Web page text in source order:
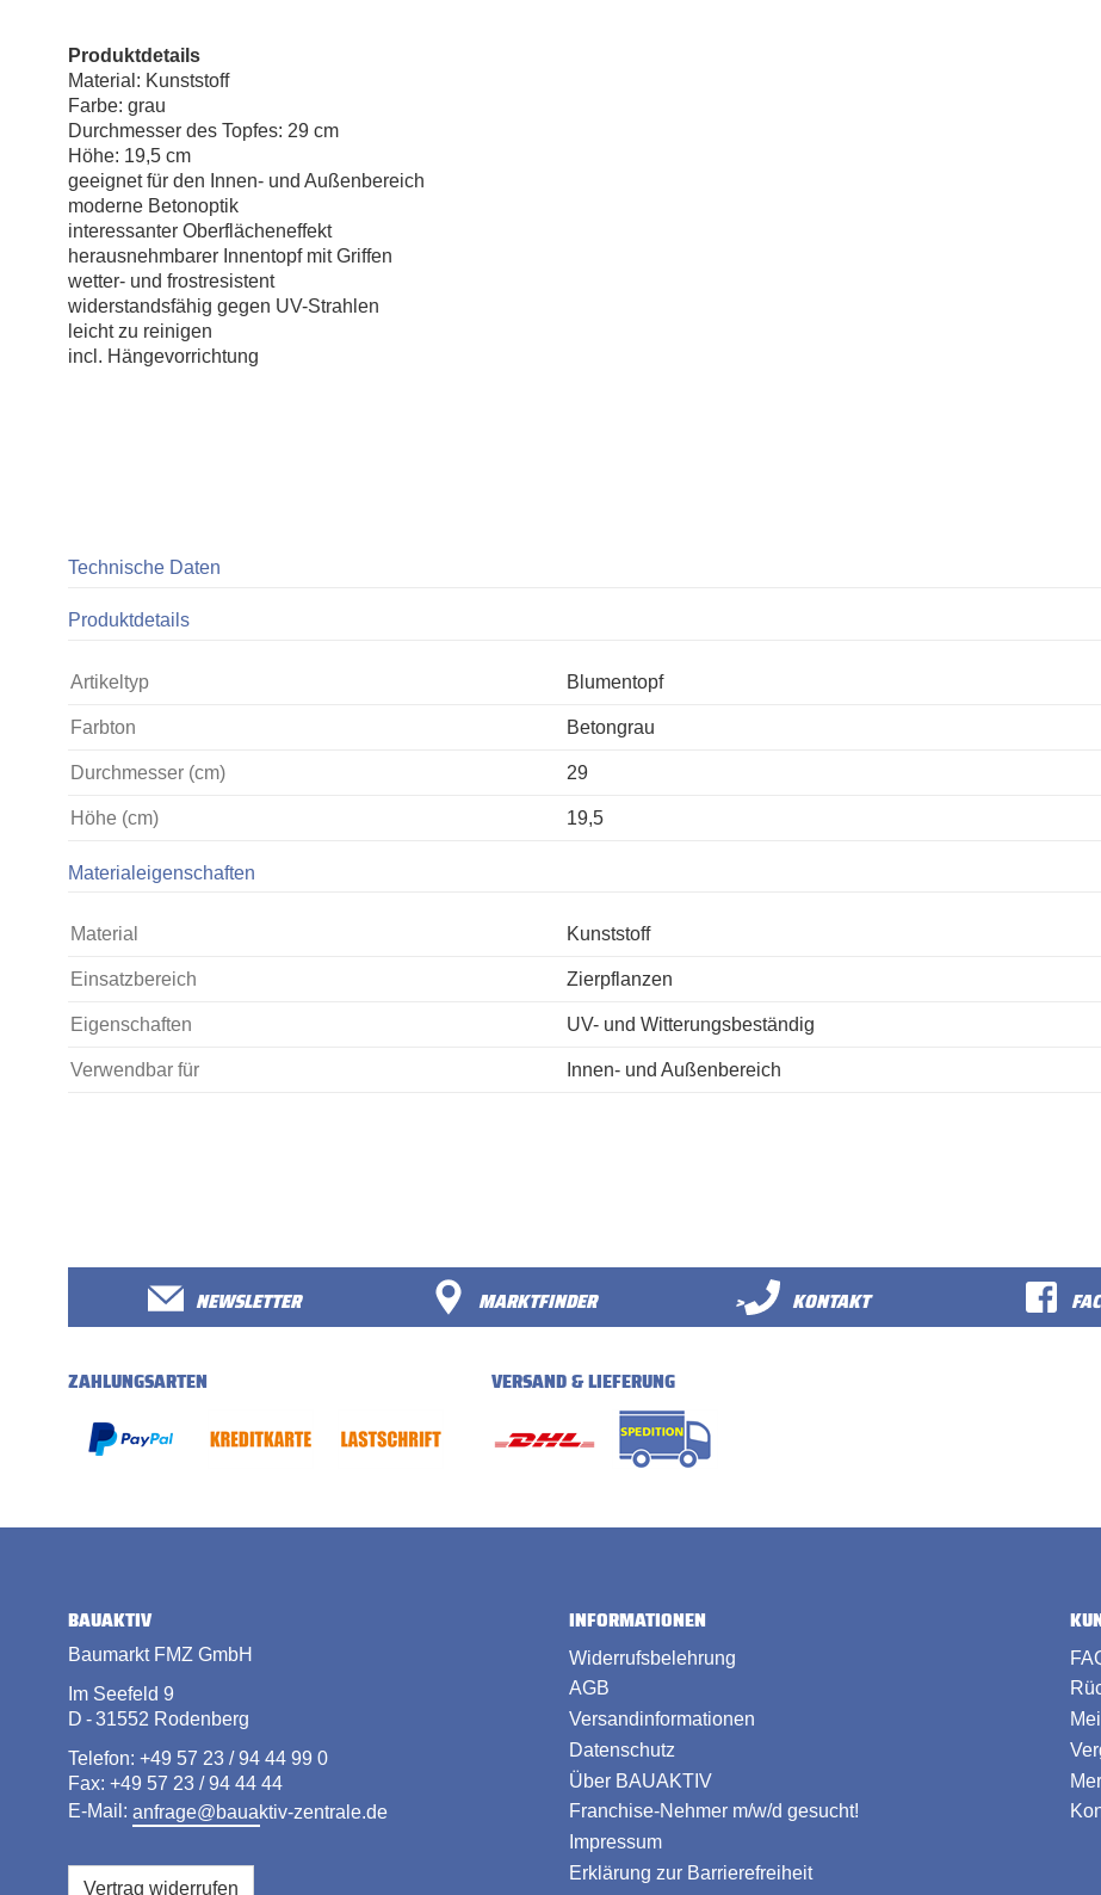
Produktdetails
Material: Kunststoff
Farbe: grau
Durchmesser des Topfes: 29 cm
Höhe: 19,5 cm
geeignet für den Innen- und Außenbereich
moderne Betonoptik
interessanter Oberflächeneffekt
herausnehmbarer Innentopf mit Griffen
wetter- und frostresistent
widerstandsfähig gegen UV-Strahlen
leicht zu reinigen
incl. Hängevorrichtung
Technische Daten
Produktdetails
Artikeltyp Blumentopf
Farbton Betongrau
Durchmesser (cm) 29
Höhe (cm) 19,5
Materialeigenschaften
Material Kunststoff
Einsatzbereich Zierpflanzen
Eigenschaften UV- und Witterungsbeständig
Verwendbar für Innen- und Außenbereich
NEWSLETTER MARKTFINDER > KONTAKT
ZAHLUNGSARTEN VERSAND & LIEFERUNG
BAUAKTIV
Baumarkt FMZ GmbH
Im Seefeld 9
D - 31552 Rodenberg
Telefon: +49 57 23 / 94 44 99 0
Fax: +49 57 23 / 94 44 44
E-Mail: anfrage@bauaktiv-zentrale.de
Vertrag widerrufen
INFORMATIONEN
Widerrufsbelehrung
AGB
Versandinformationen
Datenschutz
Über BAUAKTIV
Franchise-Nehmer m/w/d gesucht!
Impressum
Erklärung zur Barrierefreiheit